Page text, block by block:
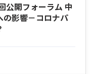
公開フォーラム 中
の影響－コロナパ